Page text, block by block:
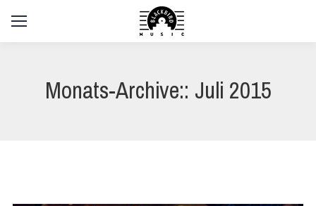
Monats-Archive::Juli 2015